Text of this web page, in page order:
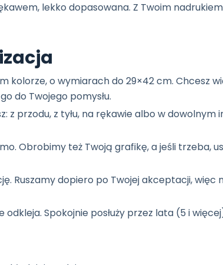
lekko dopasowana. Z Twoim
kolorze, o wymiarach do 29×42 cm. Chcesz
do Twojego pomysłu.
z przodu, z tyłu, na rękawie albo w
Obrobimy też Twoją grafikę, a jeśli trzeba,
Ruszamy dopiero po Twojej akceptacji, więc
odkleja. Spokojnie posłuży przez lata (5 i